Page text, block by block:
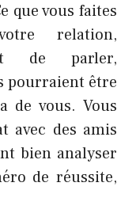
que vous faites
relation,
de parler,
pourraient être
de vous. Vous
avec des amis
bien analyser
de réussite,